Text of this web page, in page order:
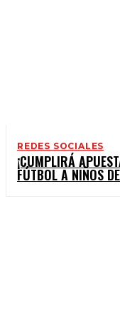
REDES SOCIALES
¡CUMPLIRÁ